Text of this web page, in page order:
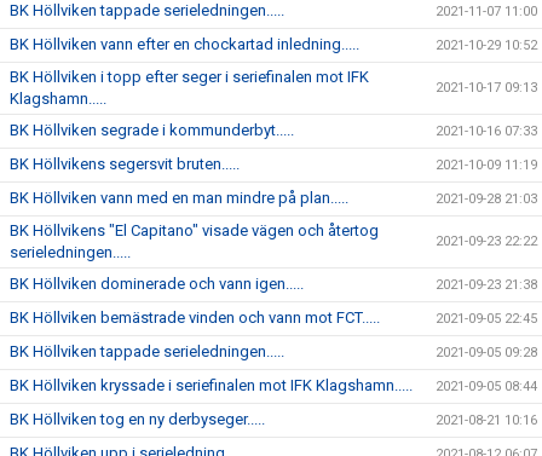
BK Höllviken tappade serieledningen..... 2021-11-07 11:00
BK Höllviken vann efter en chockartad inledning..... 2021-10-29 10:52
BK Höllviken i topp efter seger i seriefinalen mot IFK
Klagshamn.....
2021-10-17 09:13
BK Höllviken segrade i kommunderbyt..... 2021-10-16 07:33
BK Höllvikens segersvit bruten..... 2021-10-09 11:19
BK Höllviken vann med en man mindre på plan..... 2021-09-28 21:03
BK Höllvikens "El Capitano" visade vägen och återtog
serieledningen.....
2021-09-23 22:22
BK Höllviken dominerade och vann igen..... 2021-09-23 21:38
BK Höllviken bemästrade vinden och vann mot FCT..... 2021-09-05 22:45
BK Höllviken tappade serieledningen..... 2021-09-05 09:28
BK Höllviken kryssade i seriefinalen mot IFK Klagshamn..... 2021-09-05 08:44
BK Höllviken tog en ny derbyseger..... 2021-08-21 10:16